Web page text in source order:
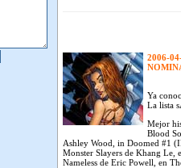
2006-
Ya
La lista
Mejor
Blood
Ashley Wood, in Doomed #1
Monster Slayers de Khang Le,
Nameless de Eric Powell, en